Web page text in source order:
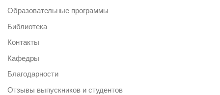
Образовательные программы
Библиотека
Контакты
Кафедры
Благодарности
Отзывы выпускников и студентов